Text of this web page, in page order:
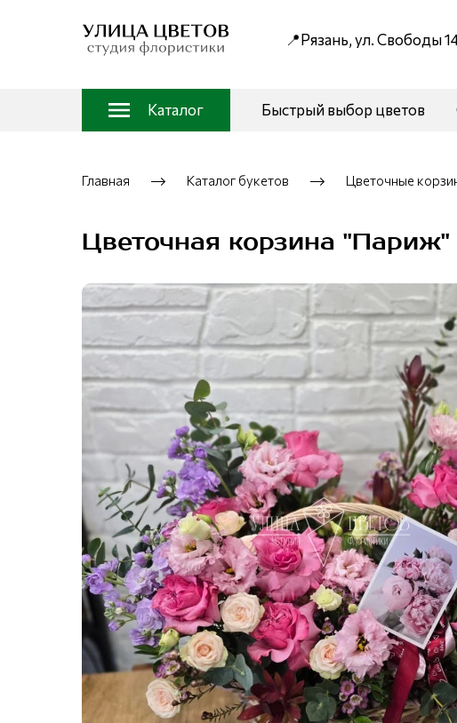
📍Рязань, ул. Свободы
Каталог Быстрый выбор цветов
Главная Каталог букетов Цветочные
Цветочная корзина "Париж"